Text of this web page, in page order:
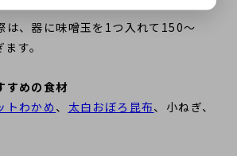
、器に味噌玉を1つ入れて150～
す。
すめの食材
トわかめ 、 太白おぼろ昆布、小ねぎ、